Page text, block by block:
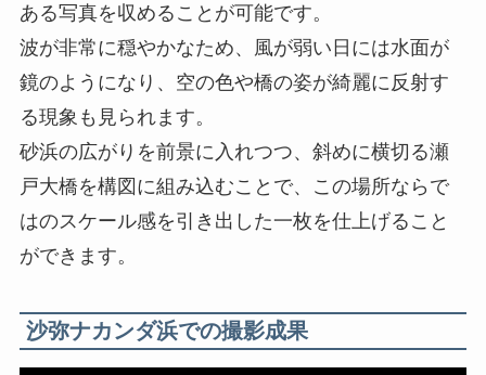
ある写真を収めることが可能です。
波が非常に穏やかなため、風が弱い日には水面が
鏡のようになり、空の色や橋の姿が綺麗に反射す
る現象も見られます。
砂浜の広がりを前景に入れつつ、斜めに横切る瀬
戸大橋を構図に組み込むことで、この場所ならで
はのスケール感を引き出した一枚を仕上げること
ができます。
沙弥ナカンダ浜での撮影成果